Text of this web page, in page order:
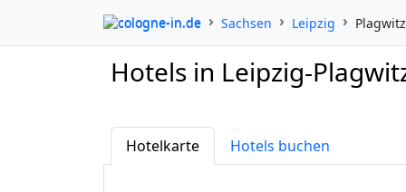
cologne-in.de Sachsen Leipzig Plagwitz
Hotels in Leipzig-
Hotelkarte Hotels buchen